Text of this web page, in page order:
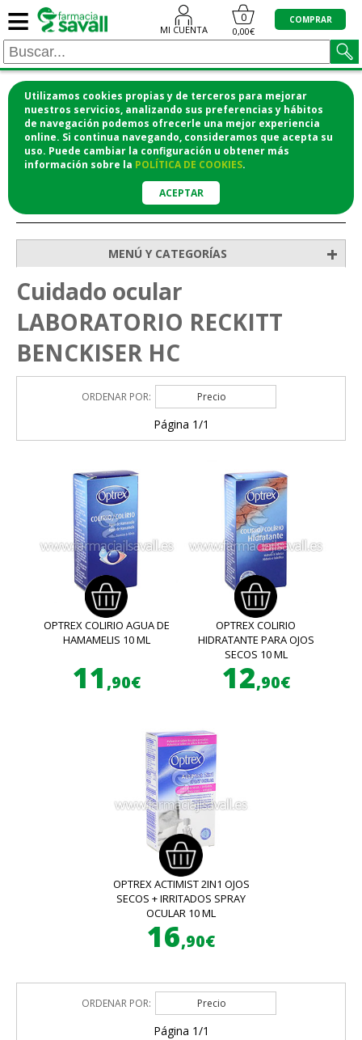
Utilizamos cookies propias y de terceros para mejorar
nuestros servicios, analizando sus preferencias y hábitos
de navegación podemos ofrecerle una mejor experiencia
online. Si continua navegando, consideramos que acepta su
uso. Puede cambiar la configuración u obtener más
información sobre la POLÍTICA DE COOKIES.
ACEPTAR
≡ MI CUENTA
0
0,00€
COMPRAR
¡COMPRA CÓMODAMENTE DESDE CASA Y RECOGE
EN LA FARMACIA!
o si lo prefieres te lo mandamos a casa
Higiene y cosmética>Cuidado ocular
MENÚ Y CATEGORÍAS +
Cuidado ocular
LABORATORIO RECKITT
BENCKISER HC
ORDENAR POR: Precio
Página 1/1
OPTREX COLIRIO AGUA DE
HAMAMELIS 10 ML
11 ,90€
OPTREX COLIRIO
HIDRATANTE PARA OJOS
SECOS 10 ML
12,90€
OPTREX ACTIMIST 2IN1 OJOS
SECOS + IRRITADOS SPRAY
OCULAR 10 ML
16,90€
ORDENAR POR: Precio
Página 1/1